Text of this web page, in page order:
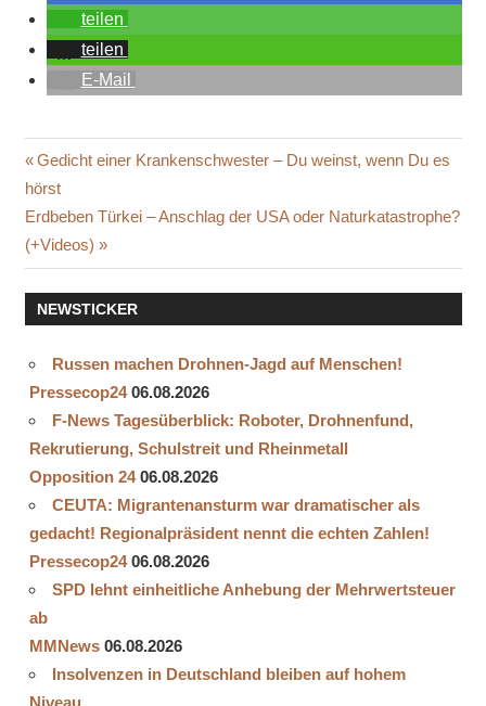
teilen
teilen
E-Mail
Beitragsnavigation
Vorheriger
Beitrag:
Gedicht einer Krankenschwester – Du weinst, wenn Du es
hörst
Nächster
Beitrag:
Erdbeben Türkei – Anschlag der USA oder Naturkatastrophe?
(+Videos)
NEWSTICKER
Russen machen Drohnen-Jagd auf Menschen!
Pressecop24 06.08.2026
F-News Tagesüberblick: Roboter, Drohnenfund,
Rekrutierung, Schulstreit und Rheinmetall
Opposition 24 06.08.2026
CEUTA: Migrantenansturm war dramatischer als
gedacht! Regionalpräsident nennt die echten Zahlen!
Pressecop24 06.08.2026
SPD lehnt einheitliche Anhebung der Mehrwertsteuer
ab
MMNews 06.08.2026
Insolvenzen in Deutschland bleiben auf hohem
Niveau